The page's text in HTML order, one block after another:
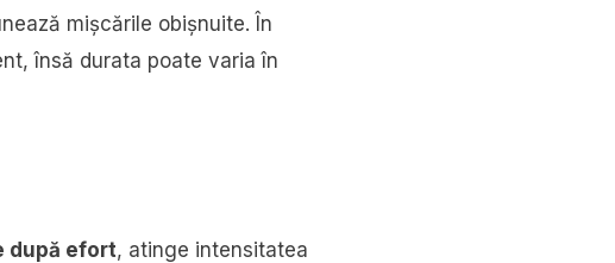
mișcările obișnuite. În
însă durata poate varia în
după efort, atinge intensitatea